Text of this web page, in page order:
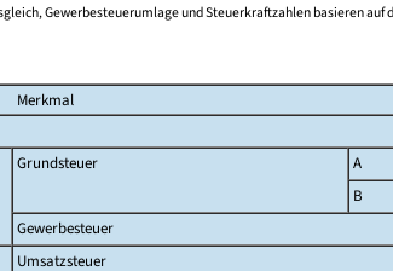
Gewerbesteuerumlage und Steuerkraftzahlen basieren auf
Merkmal
Grundsteuer A
B
Gewerbesteuer
Umsatzsteuer